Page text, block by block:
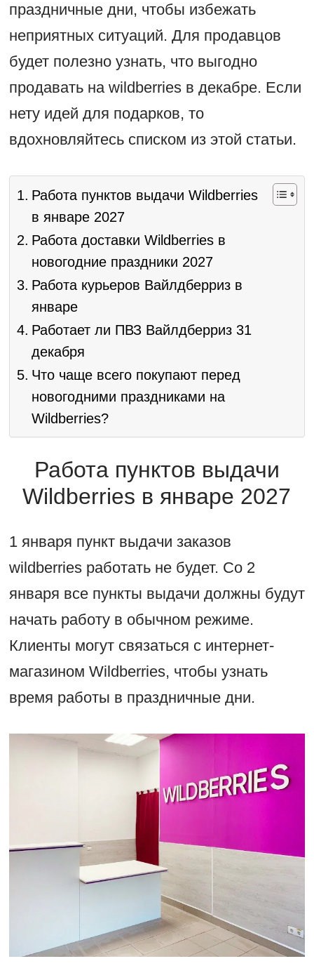
праздничные дни, чтобы избежать
неприятных ситуаций. Для продавцов
будет полезно узнать, что выгодно
продавать на wildberries в декабре. Если
нету идей для подарков, то
вдохновляйтесь списком из этой статьи.
Работа пунктов выдачи Wildberries
в январе 2027
Работа доставки Wildberries в
новогодние праздники 2027
Работа курьеров Вайлдберриз в
январе
Работает ли ПВЗ Вайлдберриз 31
декабря
Что чаще всего покупают перед
новогодними праздниками на
Wildberries?
Работа пунктов выдачи
Wildberries в январе 2027
1 января пункт выдачи заказов
wildberries работать не будет. Со 2
января все пункты выдачи должны будут
начать работу в обычном режиме.
Клиенты могут связаться с интернет-
магазином Wildberries, чтобы узнать
время работы в праздничные дни.